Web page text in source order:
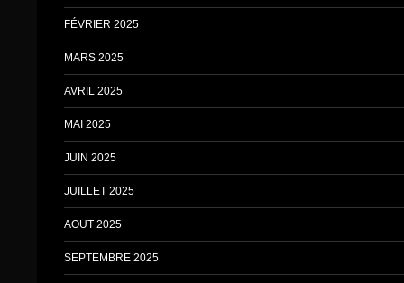
FÉVRIER 2025
MARS 2025
AVRIL 2025
MAI 2025
JUIN 2025
JUILLET 2025
AOUT 2025
SEPTEMBRE 2025